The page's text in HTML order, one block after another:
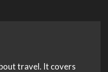
travel. It covers